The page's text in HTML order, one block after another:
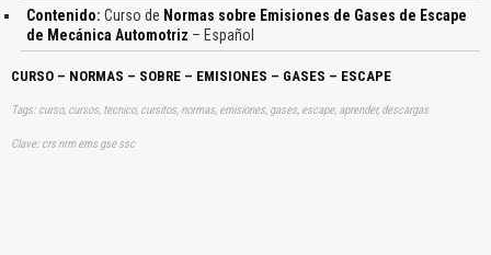
Contenido: Curso de Normas sobre Emisiones de Gases de Escape
de Mecánica Automotriz – Español
CURSO – NORMAS – SOBRE – EMISIONES – GASES – ESCAPE
Tags: curso, cursos, tecnico, cursitos, normas, emisiones, gases, escape, aprender, descargas
Clave: crs nrm ems gse ssc